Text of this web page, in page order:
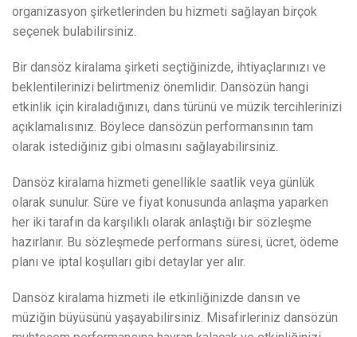
organizasyon şirketlerinden bu hizmeti sağlayan birçok
seçenek bulabilirsiniz.
Bir dansöz kiralama şirketi seçtiğinizde, ihtiyaçlarınızı ve
beklentilerinizi belirtmeniz önemlidir. Dansözün hangi
etkinlik için kiraladığınızı, dans türünü ve müzik tercihlerinizi
açıklamalısınız. Böylece dansözün performansının tam
olarak istediğiniz gibi olmasını sağlayabilirsiniz.
Dansöz kiralama hizmeti genellikle saatlik veya günlük
olarak sunulur. Süre ve fiyat konusunda anlaşma yaparken
her iki tarafın da karşılıklı olarak anlaştığı bir sözleşme
hazırlanır. Bu sözleşmede performans süresi, ücret, ödeme
planı ve iptal koşulları gibi detaylar yer alır.
Dansöz kiralama hizmeti ile etkinliğinizde dansın ve
müziğin büyüsünü yaşayabilirsiniz. Misafirleriniz dansözün